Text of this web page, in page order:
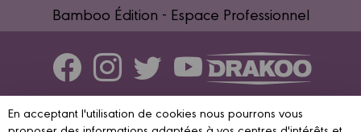
Bamboo Édition - Espace Professionnel
Contactez-nous
En acceptant l'utilisation de cookies nous pourrons vous